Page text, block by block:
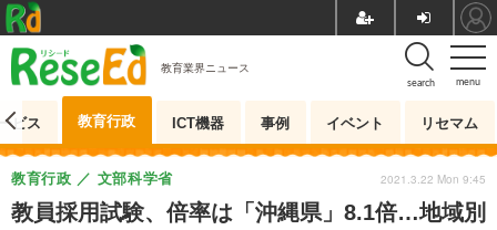
menu
search
教育業界ニュース
ビス 教育行政 ICT機器 事例 イベント リセマム
教員採用試験、倍率は「沖縄県」8.1倍…地域別
教育行政 文部科学省 2021.3.22 Mon 9:45